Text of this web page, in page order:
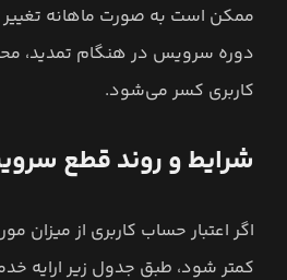
ممکن است به صورت ماهانه
دوره سرویس در هنگام تمدید،
کاربری کسر می‌شود.
شرایط و روند قطع
اگر اعتبار حساب کاربری‌ از میزان
کمتر شود، طبق جدول زیر ارایه